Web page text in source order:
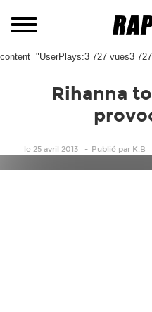
content="UserPlays:3 727 vues3
Rihanna
le 25 avril 2013 Publiépar K.B